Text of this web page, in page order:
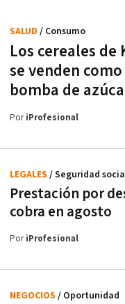
Los cereales de
se venden
bomba de
SALUD / Consumo
PoriProfesional
Prestación por
cobra en agosto
LEGALES / Seguridad
PoriProfesional
NEGOCIOS / Oportunidad